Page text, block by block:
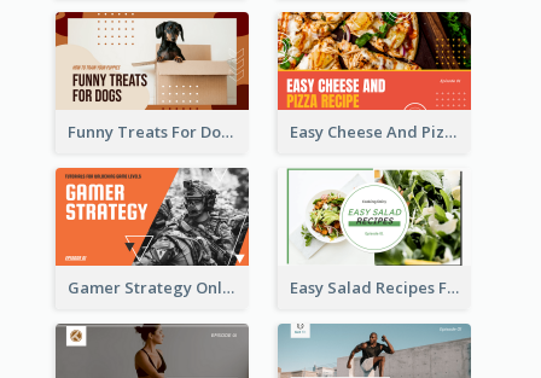
Funny Treats For Dogs YouTube Thumbnail Easy Cheese And Pizza Recipe YouTube Thumbnail
Gamer Strategy Online Game YouTube Thumbnail Easy Salad Recipes Food YouTube Thumbnail